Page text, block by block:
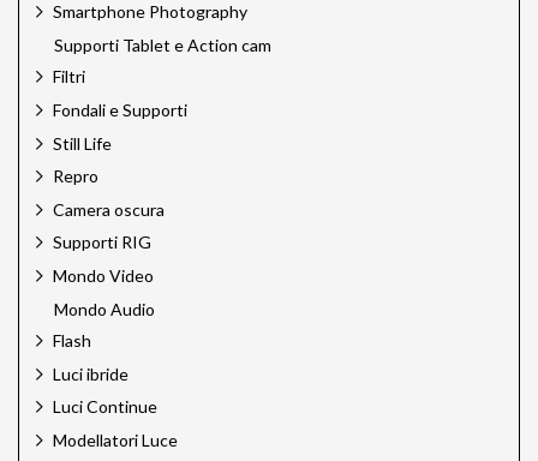
Smartphone Photography
Supporti Tablet e Action cam
Filtri
Fondali e Supporti
Still Life
Repro
Camera oscura
Supporti RIG
Mondo Video
Mondo Audio
Flash
Luci ibride
Luci Continue
Modellatori Luce